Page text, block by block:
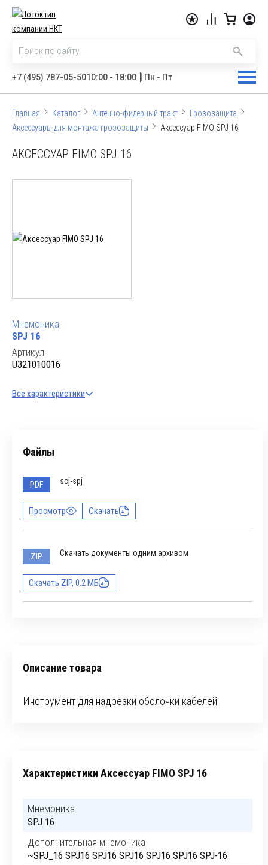
+7 (495) 787-05-5010:00 - 18:00 Пн - Пт
Главная Каталог Антенно-фидерный тракт
Грозозащита
Аксессуары для монтажа грозозащиты
Аксессуар FIMO SPJ 16
АКСЕССУАР FIMO SPJ 16
Мнемоника
SPJ 16
Артикул
U321010016
Все характеристики
Файлы
PDF scj-spj
Просмотр Скачать
ZIP Скачать документы одним архивом
Скачать ZIP, 0.2 МБ
Описание товара
Инструмент для надрезки оболочки кабелей
Характеристики Аксессуар FIMO SPJ 16
Мнемоника
SPJ 16
Дополнительная мнемоника
~SPJ_16 SPJ16 SPJ16 SPJ16 SPJ16 SPJ16 SPJ-16